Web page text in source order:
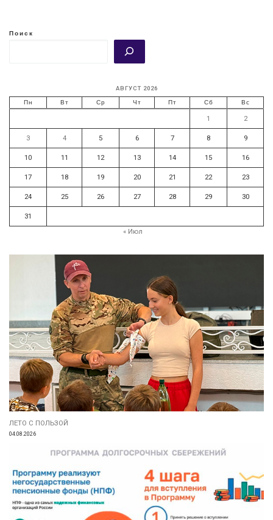
Поиск
АВГУСТ 2026
Пн Вт Ср Чт Пт Сб Вс
1 2
3 4 5 6 7 8 9
10 11 12 13 14 15 16
17 18 19 20 21 22 23
24 25 26 27 28 29 30
31
« Июл
ЛЕТО С ПОЛЬЗОЙ
04.08.2026